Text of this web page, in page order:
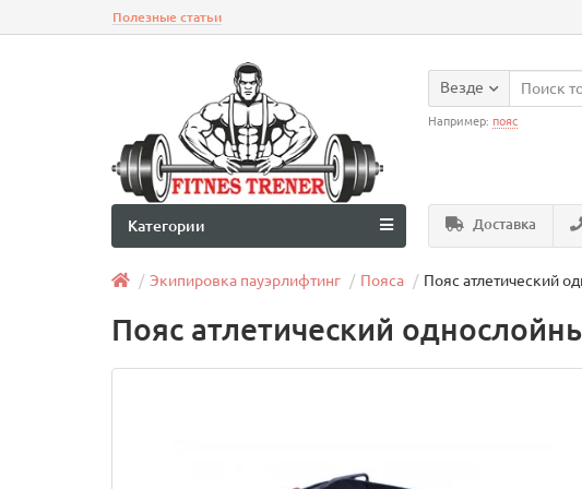
Полезные статьи
Везде
Например: пояс
Доставка
Категории
Экипировка пауэрлифтинг Пояса Пояс атлетический
Пояс атлетический